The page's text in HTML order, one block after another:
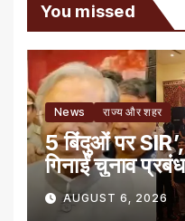
You missed
News राज्य और शहर
5 बिंदुओं पर
गिनाईं चुनाव
AUGUST 6, 2026